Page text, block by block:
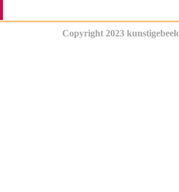
Copyright 2023